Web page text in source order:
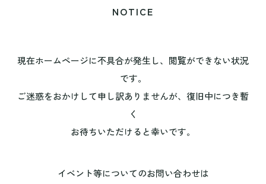
NOTICE
現在ホームページに不具合が発生し、閲覧ができない状況
です。
ご迷惑をおかけして申し訳ありませんが、復旧中につき暫
く
お待ちいただけると幸いです。
イベント等についてのお問い合わせは